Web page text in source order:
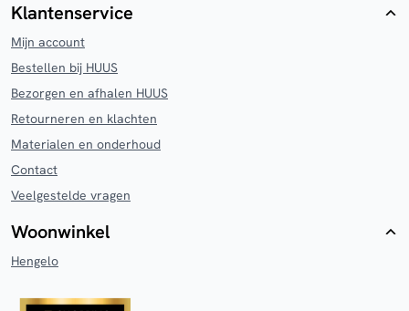
Klantenservice
Mijn account
Bestellen bij HUUS
Bezorgen en afhalen HUUS
Retourneren en klachten
Materialen en onderhoud
Contact
Veelgestelde vragen
Woonwinkel
Hengelo